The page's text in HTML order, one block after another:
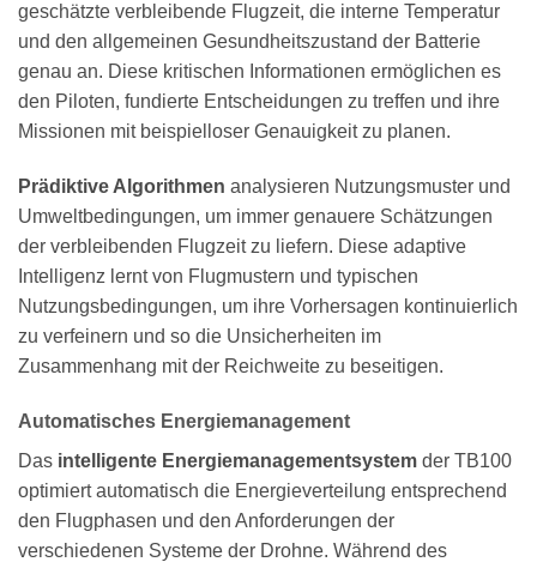
geschätzte verbleibende Flugzeit, die interne Temperatur
und den allgemeinen Gesundheitszustand der Batterie
genau an. Diese kritischen Informationen ermöglichen es
den Piloten, fundierte Entscheidungen zu treffen und ihre
Missionen mit beispielloser Genauigkeit zu planen.
Prädiktive Algorithmen analysieren Nutzungsmuster und
Umweltbedingungen, um immer genauere Schätzungen
der verbleibenden Flugzeit zu liefern. Diese adaptive
Intelligenz lernt von Flugmustern und typischen
Nutzungsbedingungen, um ihre Vorhersagen kontinuierlich
zu verfeinern und so die Unsicherheiten im
Zusammenhang mit der Reichweite zu beseitigen.
Automatisches Energiemanagement
Das intelligente Energiemanagementsystem der TB100
optimiert automatisch die Energieverteilung entsprechend
den Flugphasen und den Anforderungen der
verschiedenen Systeme der Drohne. Während des